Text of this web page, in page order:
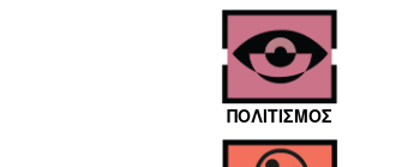
ΠΟΛΙΤΙΣΜΟΣ